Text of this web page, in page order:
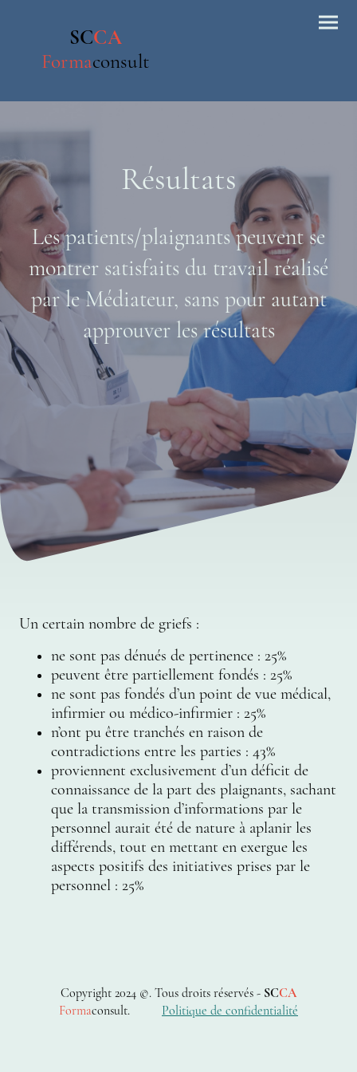
SCCA
Formaconsult
Résultats
Les patients/plaignants peuvent se
montrer satisfaits du travail réalisé
par le Médiateur, sans pour autant
approuver les résultats
Un certain nombre de griefs :​
ne sont pas dénués de pertinence : 25%
peuvent être partiellement fondés : 25%
ne sont pas fondés d’un point de vue médical,
infirmier ou médico-infirmier : 25%
n’ont pu être tranchés en raison de
contradictions entre les parties : 43%
proviennent exclusivement d’un déficit de
connaissance de la part des plaignants, sachant
que la transmission d’informations par le
personnel aurait été de nature à aplanir les
différends, tout en mettant en exergue les
aspects positifs des initiatives prises par le
personnel : 25%
Copyright 2024 ©. Tous droits réservés - SCCA
Formaconsult. Politique de confidentialité